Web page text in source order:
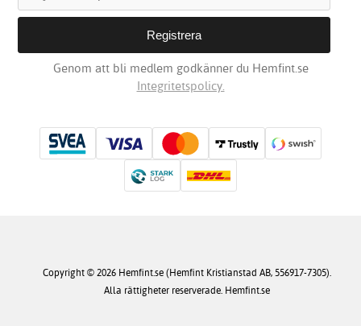
Genom att bli medlem godkänner du Hemfint.se
Integritetspolicy.
Copyright © 2026 Hemfint.se (Hemfint Kristianstad AB, 556917-7305).
Alla rättigheter reserverade. Hemfint.se